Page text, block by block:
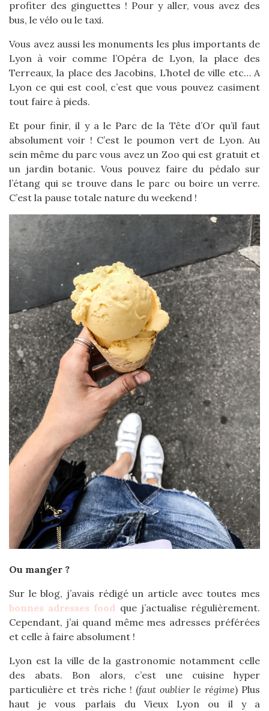
profiter des ginguettes ! Pour y aller, vous avez des
bus, le vélo ou le taxi.
Vous avez aussi les monuments les plus importants de
Lyon à voir comme l’Opéra de Lyon, la place des
Terreaux, la place des Jacobins, L’hotel de ville etc… A
Lyon ce qui est cool, c’est que vous pouvez casiment
tout faire à pieds.
Et pour finir, il y a le Parc de la Tête d’Or qu’il faut
absolument voir ! C’est le poumon vert de Lyon. Au
sein même du parc vous avez un Zoo qui est gratuit et
un jardin botanic. Vous pouvez faire du pédalo sur
l’étang qui se trouve dans le parc ou boire un verre.
C’est la pause totale nature du weekend !
Ou manger ?
Sur le blog, j’avais rédigé un article avec toutes mes
bonnes adresses food que j’actualise régulièrement.
Cependant, j’ai quand même mes adresses préférées
et celle à faire absolument !
Lyon est la ville de la gastronomie notamment celle
des abats. Bon alors, c’est une cuisine hyper
particulière et très riche ! (faut oublier le régime) Plus
haut je vous parlais du Vieux Lyon ou il y a